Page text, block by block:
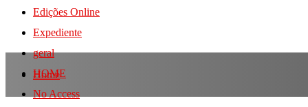
Edições Online
Expediente
geral
HOME
No Access
Home